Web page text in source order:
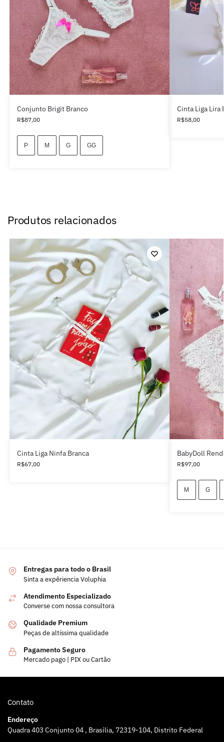
Conjunto Brigit Branco
R$87,00
P M G GG
Cinta Liga Lira
R$58,00
Produtos relacionados
Cinta Liga Ninfa Branca
R$67,00
BabyDoll
R$97,00
M G
Entregas para todo o Brasil
Sinta a expêriencia Voluphia
Atendimento Especializado
Converse com nossa consultora
Qualidade Premium
Peças de altíssima qualidade
Pagamento Seguro
Mercado pago | PIX ou Cartão
Contato
Endereço
Quadra 403 Conjunto 04 , Brasília, 72319-104, Distrito Federal